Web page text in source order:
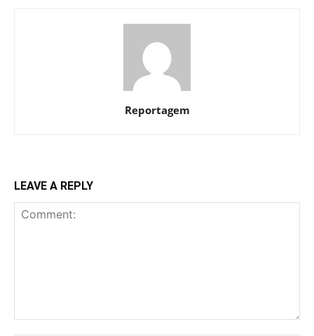
Reportagem
LEAVE A REPLY